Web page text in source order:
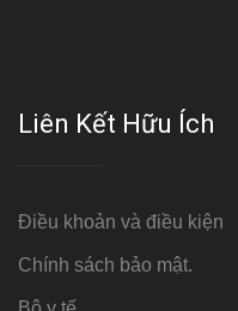
Liên Kết Hữu Ích
Điều khoản và điều kiện
Chính sách bảo mật.